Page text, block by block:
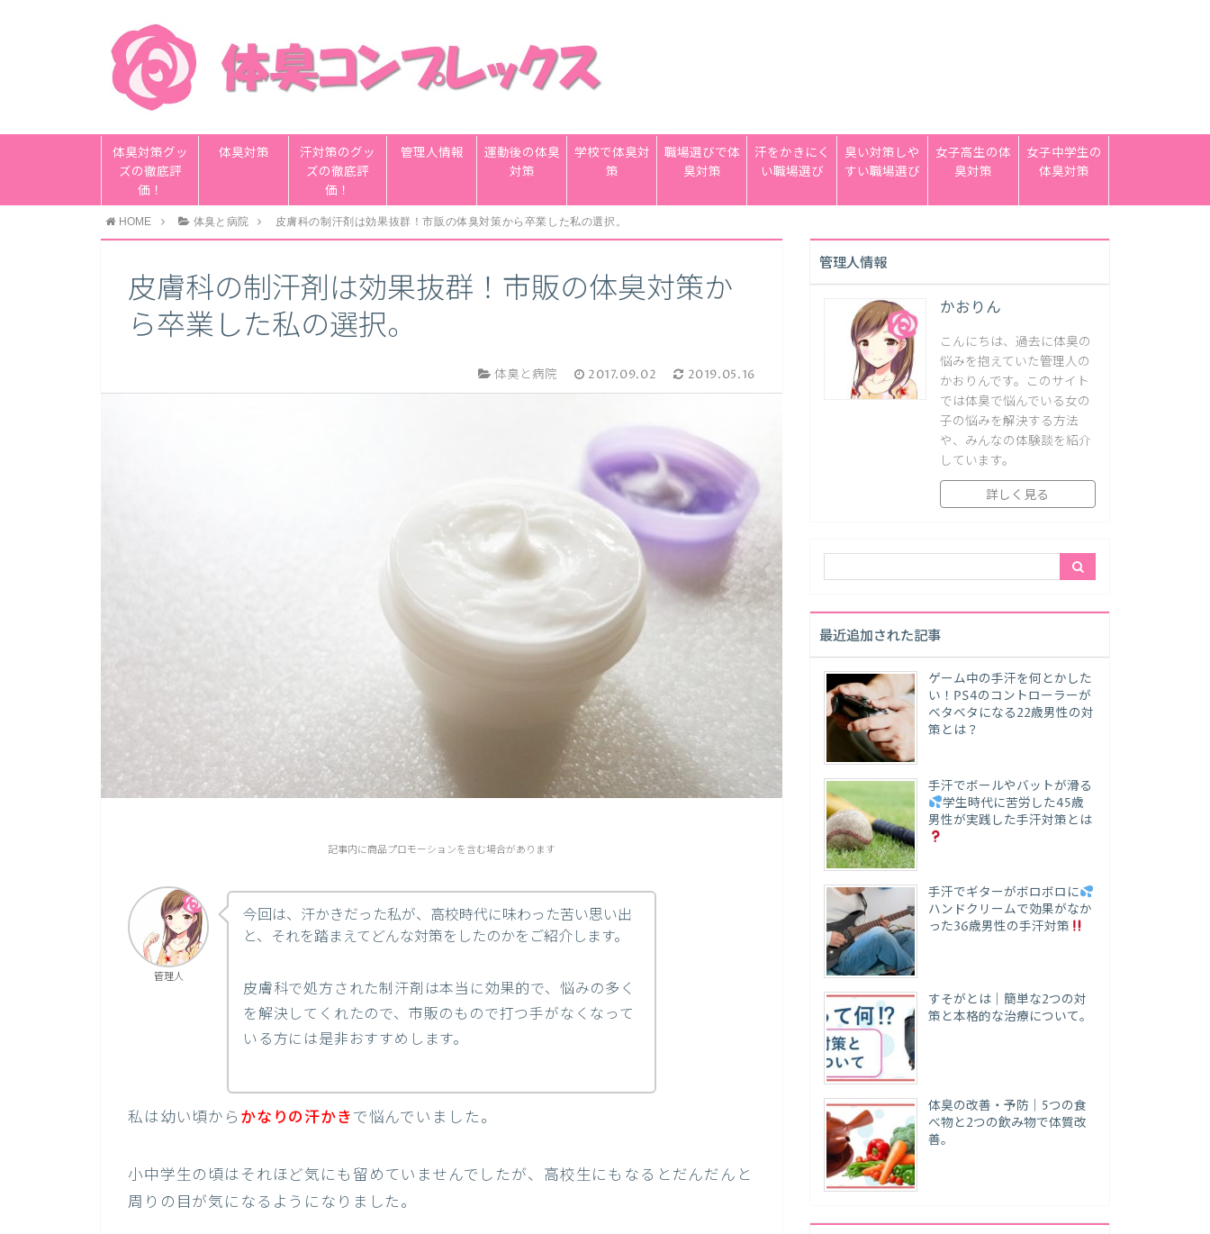
体臭対策グッ
ズの徹底評
価！
体臭対策
汗対策のグッ
ズの徹底評
価！
管理人情報
運動後の体臭
対策
学校で体臭対
策
職場選びで体
臭対策
汗をかきにく
い職場選び
臭い対策しや
すい職場選び
女子高生の体
臭対策
女子中学生の
体臭対策
HOME 体臭と病院 皮膚科の制汗剤は効果抜群！市販の体臭対策から卒業した私の選択。
皮膚科の制汗剤は効果抜群！市販の体臭対策か
ら卒業した私の選択。
体臭と病院 2017.09.02 2019.05.16
記事内に商品プロモーションを含む場合があります
管理人
今回は、汗かきだった私が、高校時代に味わった苦い思い出
と、それを踏まえてどんな対策をしたのかをご紹介します。
皮膚科で処方された制汗剤は本当に効果的で、悩みの多く
を解決してくれたので、市販のもので打つ手がなくなって
いる方には是非おすすめします。
私は幼い頃から かなりの汗かきで悩んでいました。
小中学生の頃はそれほど気にも留めていませんでしたが、高校生にもなるとだんだんと
周りの目が気になるようになりました。
管理人情報
かおりん
こんにちは、過去に体臭の
悩みを抱えていた管理人の
かおりんです。このサイト
では体臭で悩んでいる女の
子の悩みを解決する方法
や、みんなの体験談を紹介
しています。
詳しく見る
最近追加された記事
ゲーム中の手汗を何とかした
い！PS4のコントローラーが
ベタベタになる22歳男性の対
策とは？
手汗でボールやバットが滑る
学生時代に苦労した45歳
男性が実践した手汗対策とは
手汗でギターがボロボロに
ハンドクリームで効果がなか
った36歳男性の手汗対策
すそがとは｜簡単な2つの対
策と本格的な治療について。
体臭の改善・予防｜5つの食
べ物と2つの飲み物で体質改
善。